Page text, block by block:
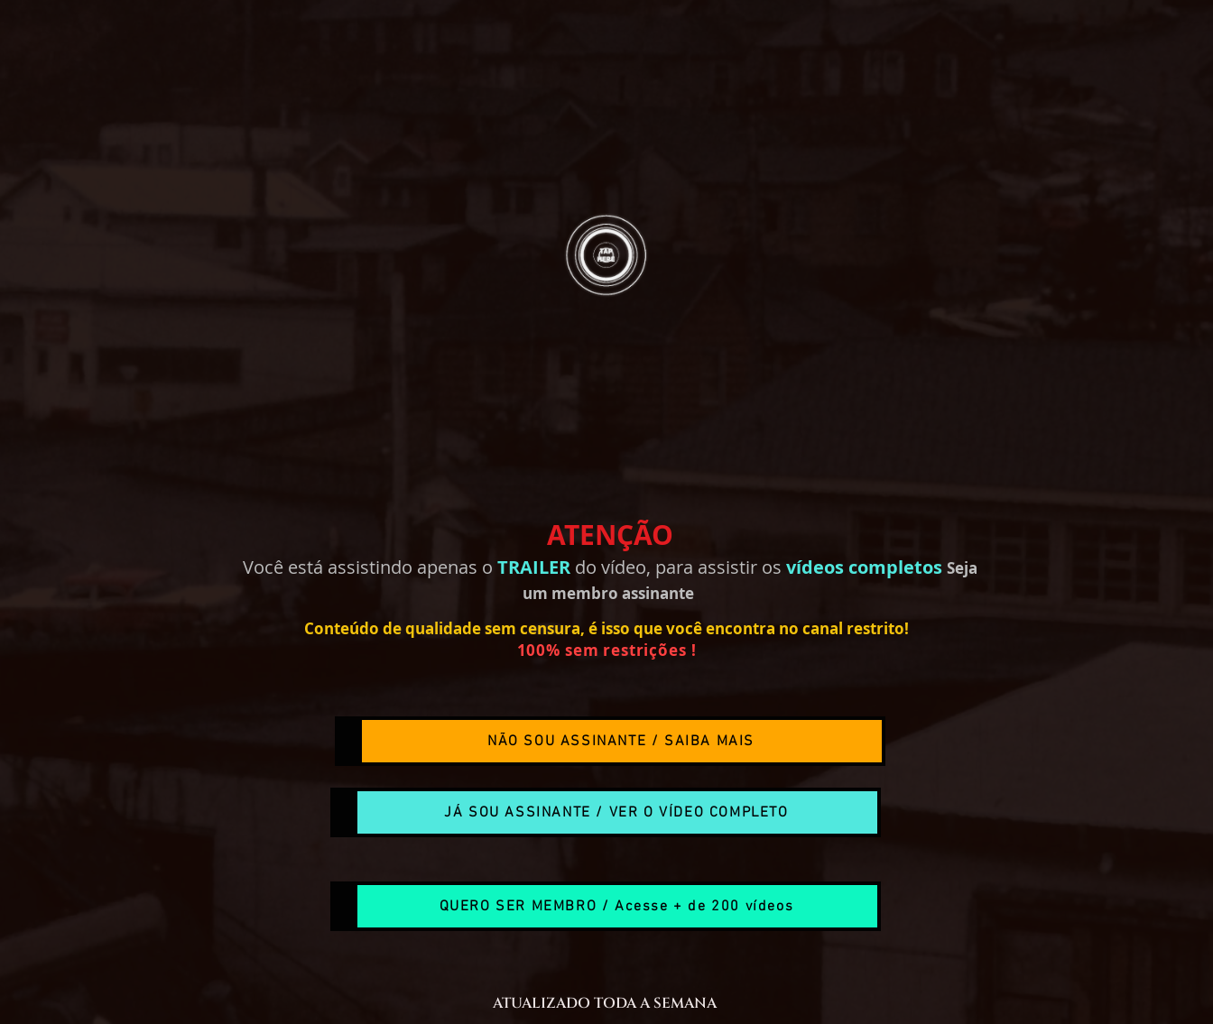
ATENÇÃO
Você está assistindo apenas o TRAILER do vídeo, para assistir os vídeos completos Seja
um membro assinante
Conteúdo de qualidade sem censura, é isso que você encontra no canal restrito!
100% sem restrições !
NÃO SOU ASSINANTE / SAIBA MAIS
JÁ SOU ASSINANTE / VER O VÍDEO COMPLETO
QUERO SER MEMBRO / Acesse + de 200 vídeos
ATUALIZADO TODA A SEMANA